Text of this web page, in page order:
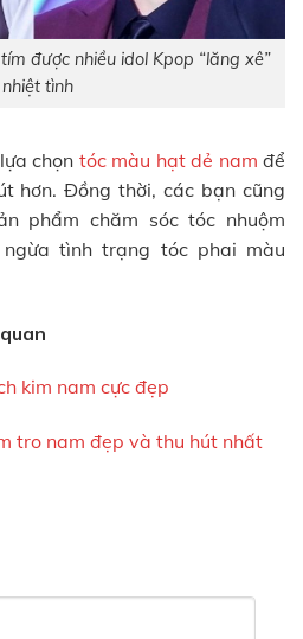
được nhiều idol Kpop “lăng xê”
nhiệt tình
chọn tóc màu hạt dẻ nam để
hơn. Đồng thời, các bạn cũng
phẩm chăm sóc tóc nhuộm
tình trạng tóc phai màu
kim nam cực đẹp
tro nam đẹp và thu hút nhất